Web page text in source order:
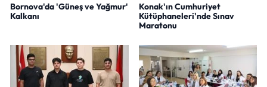
Bornova'da 'Güneş ve Yağmur'
Kalkanı
Konak'ın Cumhuriyet
Kütüphaneleri'nde Sınav
Maratonu